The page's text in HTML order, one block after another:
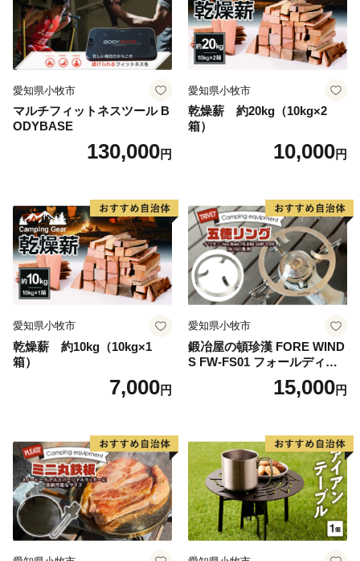
愛知県小牧市
マルチフィットネスツール B
ODYBASE
130,000円
愛知県小牧市
乾燥薪 約20kg（10kg×2
箱）
10,000円
愛知県小牧市
乾燥薪 約10kg（10kg×1
箱）
7,000円
愛知県小牧市
鍛冶屋の頓珍漢 FORE WIND
S FW-FS01 フォールディン
グ キャンプストーブ専用 五
15,000円